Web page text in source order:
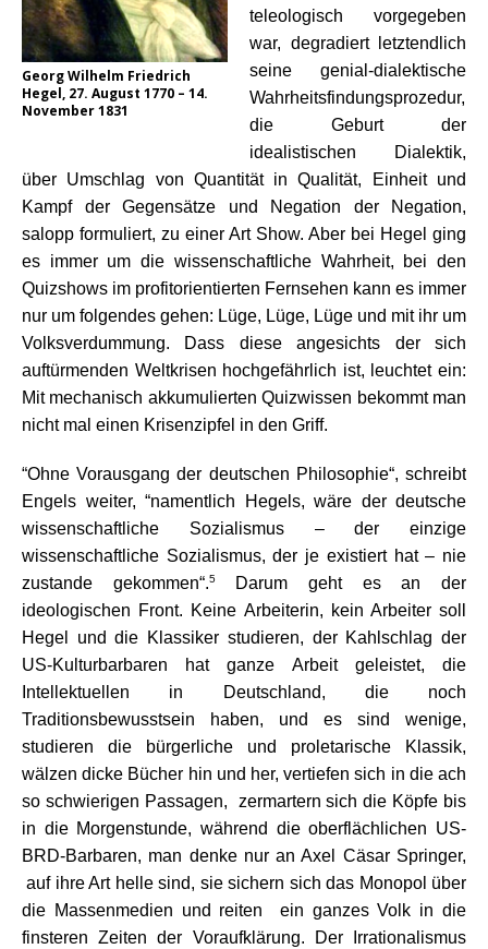
Georg Wilhelm Friedrich
Hegel, 27. August 1770 – 14.
November 1831
teleologisch vorgegeben
war, degradiert letztendlich
seine genial-dialektische
Wahrheitsfindungsprozedur,
die Geburt der
idealistischen Dialektik,
über Umschlag von Quantität in Qualität, Einheit und
Kampf der Gegensätze und Negation der Negation,
salopp formuliert, zu einer Art Show. Aber bei Hegel ging
es immer um die wissenschaftliche Wahrheit, bei den
Quizshows im profitorientierten Fernsehen kann es immer
nur um folgendes gehen: Lüge, Lüge, Lüge und mit ihr um
Volksverdummung. Dass diese angesichts der sich
auftürmenden Weltkrisen hochgefährlich ist, leuchtet ein:
Mit mechanisch akkumulierten Quizwissen bekommt man
nicht mal einen Krisenzipfel in den Griff.
“Ohne Vorausgang der deutschen Philosophie“, schreibt
Engels weiter, “namentlich Hegels, wäre der deutsche
wissenschaftliche Sozialismus – der einzige
wissenschaftliche Sozialismus, der je existiert hat – nie
zustande gekommen“.5Darum geht es an der
ideologischen Front. Keine Arbeiterin, kein Arbeiter soll
Hegel und die Klassiker studieren, der Kahlschlag der
US-Kulturbarbaren hat ganze Arbeit geleistet, die
Intellektuellen in Deutschland, die noch
Traditionsbewusstsein haben, und es sind wenige,
studieren die bürgerliche und proletarische Klassik,
wälzen dicke Bücher hin und her, vertiefen sich in die ach
so schwierigen Passagen, zermartern sich die Köpfe bis
in die Morgenstunde, während die oberflächlichen US-
BRD-Barbaren, man denke nur an Axel Cäsar Springer,
auf ihre Art helle sind, sie sichern sich das Monopol über
die Massenmedien und reiten ein ganzes Volk in die
finsteren Zeiten der Voraufklärung. Der Irrationalismus